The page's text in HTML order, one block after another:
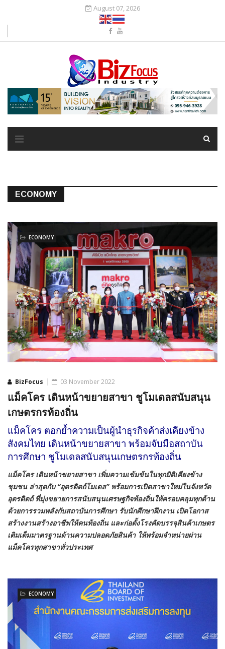
August 07, 2026
ECONOMY
BizFocus
ECONOMY
03 November 2022
แม็คโคร เดินหน้าขยายสาขา ชูโมเดลสนับสนุน
เกษตรกรท้องถิ่น
แม็คโคร ตอกย้ำความเป็นผู้นำธุรกิจค้าส่งเคียงข้าง
สังคมไทย เดินหน้าขยายสาขา พร้อมจับมือสถาบัน
การศึกษา ชูโมเดลสนับสนุนเกษตรกรท้องถิ่น
แม็คโคร เดินหน้าขยายสาขา เพิ่มความเข้มข้นในทุกมิติเคียงข้าง
ชุมชน ล่าสุดกับ “อุตรดิตถ์โมเดล” พร้อมการเปิดสาขาใหม่ในจังหวัด
อุตรดิตถ์ ที่มุ่งขยายการสนับสนุนเศรษฐกิจท้องถิ่นให้ครอบคลุมทุกด้าน
ด้วยการรวมพลังกับสถาบันการศึกษา รับนักศึกษาฝึกงาน เปิดโอกาส
สร้างงานสร้างอาชีพให้คนท้องถิ่น และก่อตั้งโรงคัดบรรจุสินค้าเกษตร
เติมเต็มมาตรฐานด้านความปลอดภัยสินค้า ให้พร้อมจำหน่ายผ่าน
แม็คโครทุกสาขาทั่วประเทศ
ECONOMY